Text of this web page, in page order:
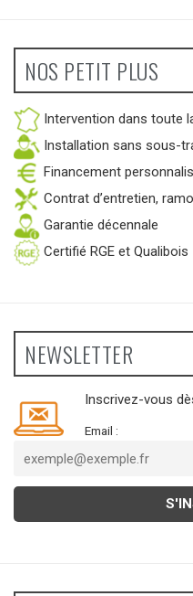
NOS PETIT PLUS
Intervention dans toute
Installation sans sous-
Financement
Contrat d’entretien,
Garantie décennale
Certifié RGE et Qualibois
NEWSLETTER
Inscrivez-vous
Email :